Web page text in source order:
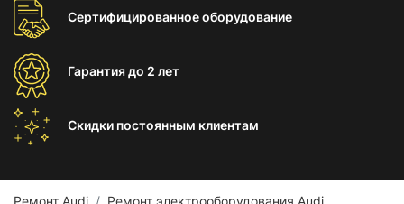
Сертифицированноеоборудование
Гарантиядо 2 лет
Скидки постоянным клиентам
Ремонт Audi
Ремонт электрооборудования Audi